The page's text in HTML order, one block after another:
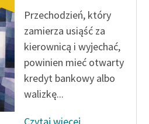
Przechodzień, który
zamierza usiąść za
kierownicą i wyjechać,
powinien mieć otwarty
kredyt bankowy albo
walizkę...
Czytaj więcej